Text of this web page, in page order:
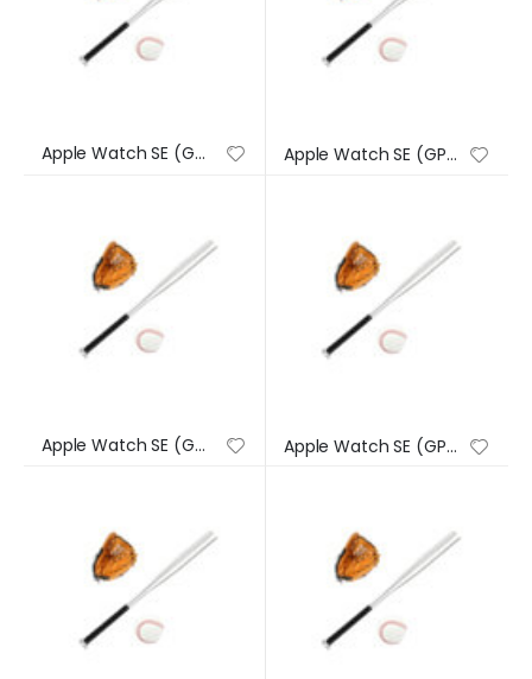
Apple Watch SE (GPS) – Caja de aluminio en plata de 44 mm – Correa deportiva en color abismo – Talla única Apple Watch SE (GPS) – Caja de aluminio en plata de 44 mm – Correa deportiva en color abismo – Talla única
Apple Watch SE (GPS) – Caja de aluminio en plata de 44 mm – Correa deportiva en color abismo – Talla única Apple Watch SE (GPS) – Caja de aluminio en plata de 44 mm – Correa deportiva en color abismo – Talla única